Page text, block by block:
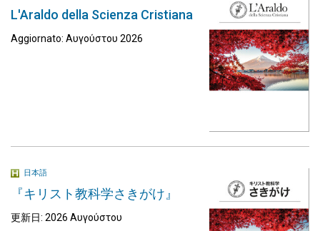
L'Araldo della Scienza Cristiana
Aggiornato: Αυγούστου 2026
日本語
『キリスト教科学さきがけ』
更新日: 2026 Αυγούστου